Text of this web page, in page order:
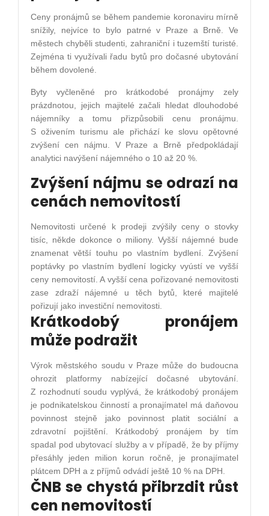
Ceny pronájmů se během pandemie koronaviru mírně
snížily, nejvíce to bylo patrné v Praze a Brně. Ve
městech chyběli studenti, zahraniční i tuzemští turisté.
Zejména ti využívali řadu bytů pro dočasné ubytování
během dovolené.
Byty vyčleněné pro krátkodobé pronájmy zely
prázdnotou, jejich majitelé začali hledat dlouhodobé
nájemníky a tomu přizpůsobili cenu pronájmu.
S oživením turismu ale přichází ke slovu opětovné
zvýšení cen nájmu. V Praze a Brně předpokládají
analytici navýšení nájemného o 10 až 20 %.
Zvýšení nájmu se odrazí na
cenách nemovitostí
Nemovitosti určené k prodeji zvýšily ceny o stovky
tisíc, někde dokonce o miliony. Vyšší nájemné bude
znamenat větší touhu po vlastním bydlení. Zvýšení
poptávky po vlastním bydlení logicky vyústí ve vyšší
ceny nemovitostí. A vyšší cena pořizované nemovitosti
zase zdraží nájemné u těch bytů, které majitelé
pořizují jako investiční nemovitosti.
Krátkodobý pronájem
může podražit
Výrok městského soudu v Praze může do budoucna
ohrozit platformy nabízející dočasné ubytování.
Z rozhodnutí soudu vyplývá, že krátkodobý pronájem
je podnikatelskou činností a pronajímatel má daňovou
povinnost stejně jako povinnost platit sociální a
zdravotní pojištění. Krátkodobý pronájem by tím
spadal pod ubytovací služby a v případě, že by příjmy
přesáhly jeden milion korun ročně, je pronajímatel
plátcem DPH a z příjmů odvádí ještě 10 % na DPH.
ČNB se chystá přibrzdit růst
cen nemovitostí